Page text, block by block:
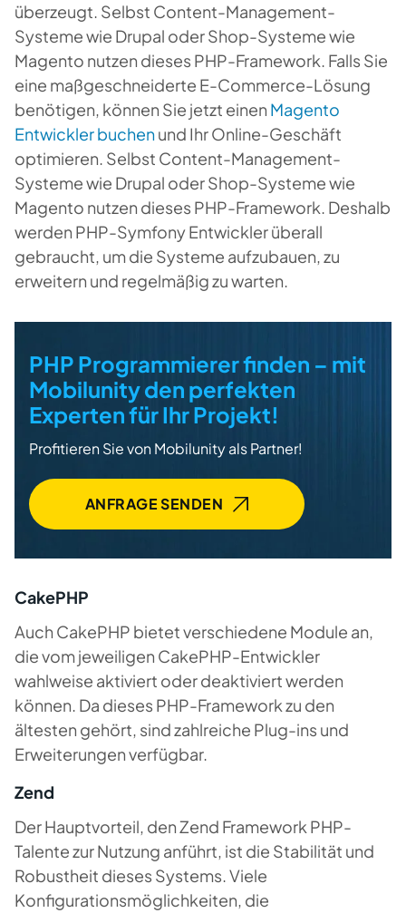
überzeugt. Selbst Content-Management-
Systeme wie Drupal oder Shop-Systeme wie
Magento nutzen dieses PHP-Framework. Falls Sie
eine maßgeschneiderte E-Commerce-Lösung
benötigen, können Sie jetzt einen Magento
Entwickler buchenund Ihr Online-Geschäft
optimieren. Selbst Content-Management-
Systeme wie Drupal oder Shop-Systeme wie
Magento nutzen dieses PHP-Framework. Deshalb
werden PHP-Symfony Entwickler überall
gebraucht, um die Systeme aufzubauen, zu
erweitern und regelmäßig zu warten.
PHP Programmierer finden – mit
Mobilunity den perfekten
Experten für Ihr Projekt!
Profitieren Sie von Mobilunity als Partner!
ANFRAGE SENDEN
CakePHP
Auch CakePHP bietet verschiedene Module an,
die vom jeweiligen CakePHP-Entwickler
wahlweise aktiviert oder deaktiviert werden
können. Da dieses PHP-Framework zu den
ältesten gehört, sind zahlreiche Plug-ins und
Erweiterungen verfügbar.
Zend
Der Hauptvorteil, den Zend Framework PHP-
Talente zur Nutzung anführt, ist die Stabilität und
Robustheit dieses Systems. Viele
Konfigurationsmöglichkeiten, die